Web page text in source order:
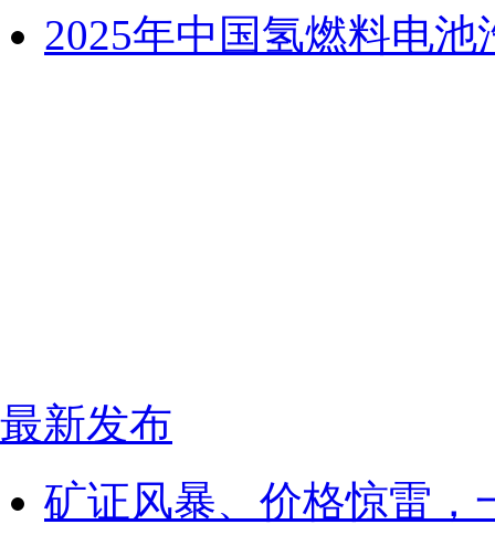
2025年中国氢燃料电
最新发布
矿证风暴、价格惊雷，